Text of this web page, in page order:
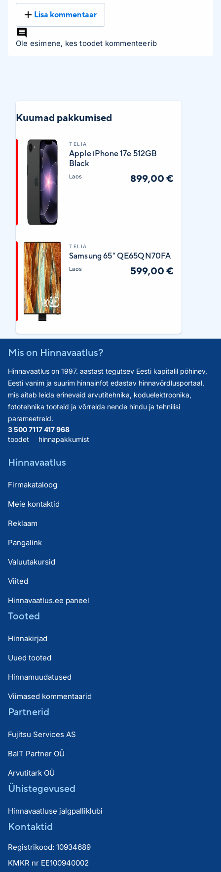
Lisa kommentaar
Ole esimene, kes toodet kommenteerib
Kuumad pakkumised
TELIA
Apple iPhone 17e 512GB
Black
Laos 899,00 €
TELIA
Samsung 65" QE65QN70FA
Laos 599,00 €
Mis on Hinnavaatlus?
Hinnavaatlus on 1997. aastast tegutsev Eesti kapitalil põhinev,
Eesti vanim ja suurim hinnainfot edastav hinnavõrdlusportaal,
mis aitab leida erinevaid arvutitehnika, koduelektroonika,
fototehnika tooteid ja võrrelda nende hindu ja tehnilisi
parameetreid.
3 500 711
toodet
7 417 968
hinnapakkumist
Hinnavaatlus
Firmakataloog
Meie kontaktid
Reklaam
Pangalink
Valuutakursid
Viited
Hinnavaatlus.ee paneel
Tooted
Hinnakirjad
Uued tooted
Hinnamuudatused
Viimased kommentaarid
Partnerid
Fujitsu Services AS
BaIT Partner OÜ
Arvutitark OÜ
Ühistegevused
Hinnavaatluse jalgpalliklubi
Kontaktid
Registrikood: 10934689
KMKR nr EE100940002